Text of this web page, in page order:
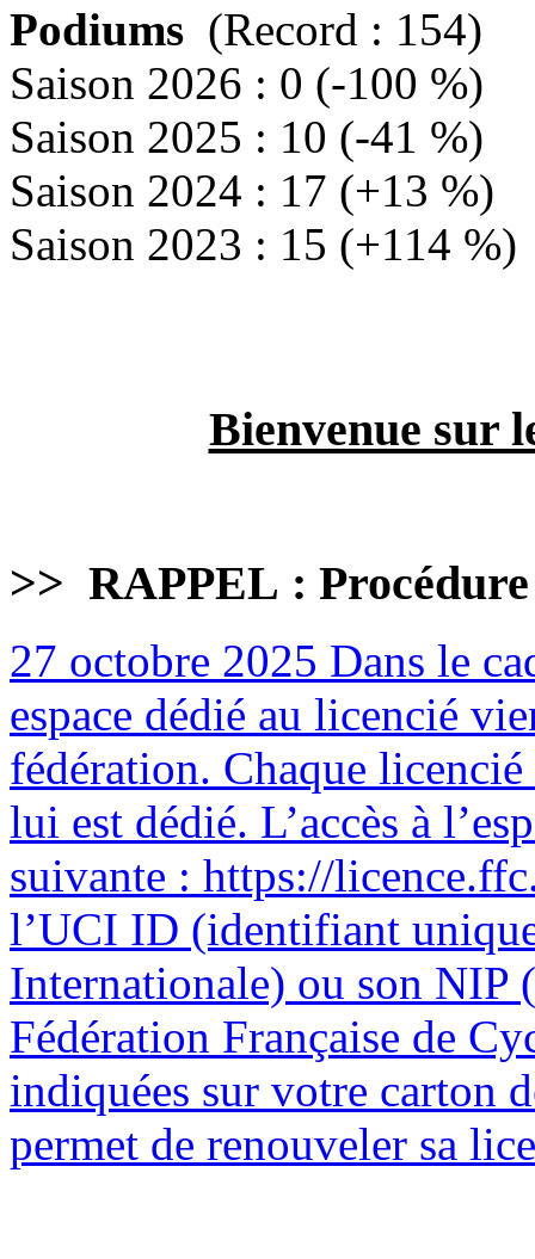
Podiums (Record : 154)
Saison 2026 : 0 (-100 %)
Saison 2025 : 10 (-41 %)
Saison 2024 : 17 (+13 %)
Saison 2023 : 15 (+114 %)
Bienvenue sur
>> RAPPEL :
27 octobre 2025 Dans le
espace dédié au licencié
fédération. Chaque
lui est dédié. L’accès à
suivante : https://
l’UCI ID (identifiant
Internationale) ou son NIP
Fédération Française de
indiquées sur votre carton
permet de renouveler sa